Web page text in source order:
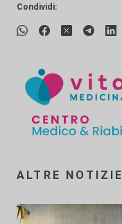
Condividi:
ALTRE NOTIZIE